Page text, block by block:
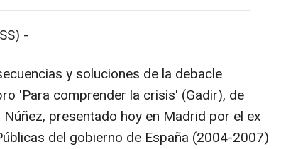
-
y soluciones de la debacle
'Para comprender la crisis' (Gadir), de
Núñez, presentado hoy en Madrid por el ex
del gobierno de España (2004-2007)